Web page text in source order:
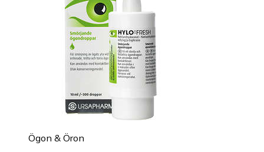
Ögon & Öron